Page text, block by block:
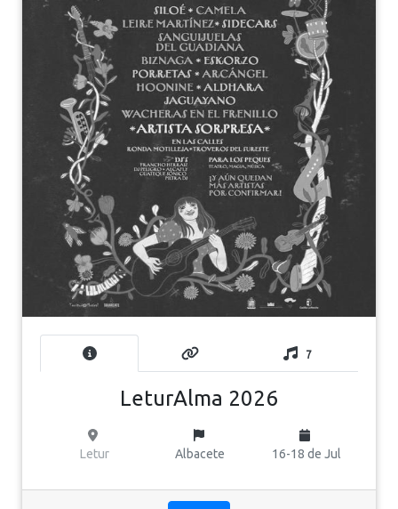
7
LeturAlma 2026
Letur Albacete 16-18 de Jul